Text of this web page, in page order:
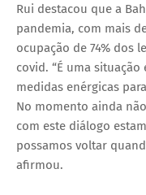
Rui destacou que a
pandemia, com mais
ocupação de 74% dos
covid. “É uma
medidas enérgicas
No momento ainda
com este diálogo
possamos voltar
afirmou.